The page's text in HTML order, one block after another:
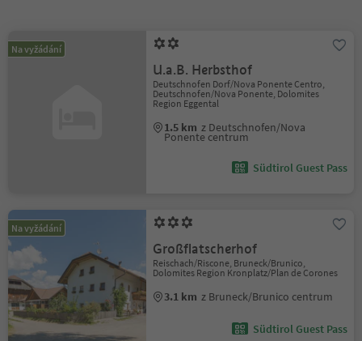
Na vyžádání
U.a.B. Herbsthof
Deutschnofen Dorf/Nova Ponente Centro,
Deutschnofen/Nova Ponente, Dolomites
Region Eggental
1.5 km z Deutschnofen/Nova
Ponente centrum
Südtirol Guest Pass
Na vyžádání
Großflatscherhof
Reischach/Riscone, Bruneck/Brunico,
Dolomites Region Kronplatz/Plan de Corones
3.1 km z Bruneck/Brunico centrum
Südtirol Guest Pass